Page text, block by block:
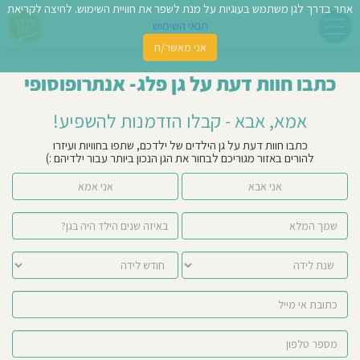
כתבו חוות דעת על גן פלג- אנתרופוסופי
אמא, אבא - קבלו הזדמנות להשפיע!
כתבו חוות דעת על גן הילדים של ילדכם, שתפו בחוויות ועיזרו
להורים באזור מגוריכם לבחור את הגן הנכון ביותר עבור ילדיהם :)
אני אמא אני אבא
אתר בדרך לגן משתמש בעוגיות על מנת לשפר את חוויית השימוש. לחיצה לקריאת
תנאי השימוש
אני מאשר/ת